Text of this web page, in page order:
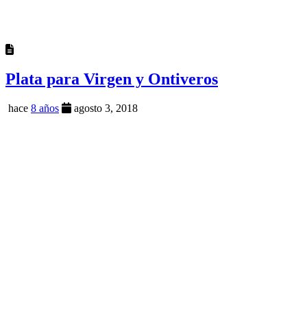
Plata para Virgen y Ontiveros
hace 8 años agosto 3, 2018